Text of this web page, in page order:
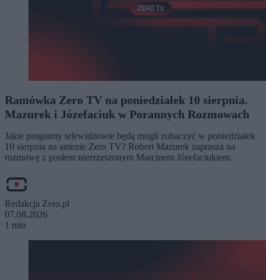
Ramówka Zero TV na poniedziałek 10 sierpnia.
Mazurek i Józefaciuk w Porannych Rozmowach
Jakie programy telewidzowie będą mogli zobaczyć w poniedziałek
10 sierpnia na antenie Zero TV? Robert Mazurek zaprasza na
rozmowę z posłem niezrzeszonym Marcinem Józefaciukiem.
Redakcja Zero.pl
07.08.2026
1 min